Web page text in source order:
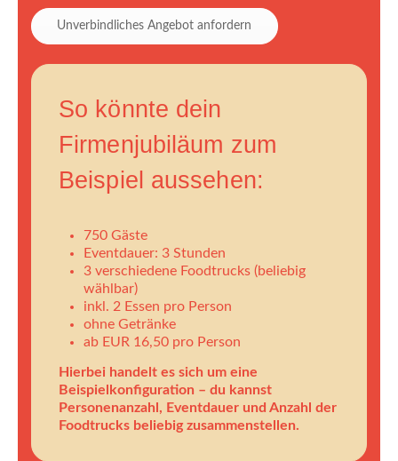
Unverbindliches Angebot anfordern
So könnte dein
Firmenjubiläum zum
Beispiel aussehen:
750 Gäste
Eventdauer: 3 Stunden
3 verschiedene Foodtrucks (beliebig
wählbar)
inkl. 2 Essen pro Person
ohne Getränke
ab EUR 16,50 pro Person
Hierbei handelt es sich um eine
Beispielkonfiguration – du kannst
Personenanzahl, Eventdauer und Anzahl der
Foodtrucks beliebig zusammenstellen.